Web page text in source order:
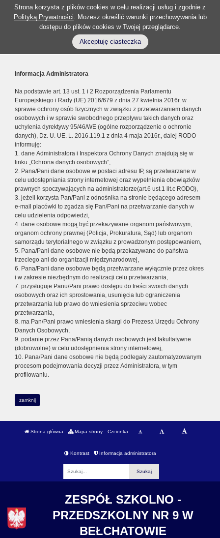
Strona korzysta z plików cookies w celu realizacji usług i zgodnie z
Polityką Prywatności. Możesz określić warunki przechowywania lub
dostępu do plików cookies w Twojej przeglądarce.
Akceptuję ciasteczka
Informacja Administratora
Na podstawie art. 13 ust. 1 i 2 Rozporządzenia Parlamentu
Europejskiego i Rady (UE) 2016/679 z dnia 27 kwietnia 2016r. w
sprawie ochrony osób fizycznych w związku z przetwarzaniem danych
osobowych i w sprawie swobodnego przepływu takich danych oraz
uchylenia dyrektywy 95/46/WE (ogólne rozporządzenie o ochronie
danych), Dz. U. UE. L. 2016.119.1 z dnia 4 maja 2016r., dalej RODO
informuję:
1. dane Administratora i Inspektora Ochrony Danych znajdują się w
linku „Ochrona danych osobowych”,
2. Pana/Pani dane osobowe w postaci adresu IP, są przetwarzane w
celu udostępniania strony internetowej oraz wypełnienia obowiązków
prawnych spoczywających na administratorze(art.6 ust.1 lit.c RODO),
3. jeżeli korzysta Pan/Pani z odnośnika na stronie będącego adresem
e-mail placówki to zgadza się Pan/Pani na przetwarzanie danych w
celu udzielenia odpowiedzi,
4. dane osobowe mogą być przekazywane organom państwowym,
organom ochrony prawnej (Policja, Prokuratura, Sąd) lub organom
samorządu terytorialnego w związku z prowadzonym postępowaniem,
5. Pana/Pani dane osobowe nie będą przekazywane do państwa
trzeciego ani do organizacji międzynarodowej,
6. Pana/Pani dane osobowe będą przetwarzane wyłącznie przez okres
i w zakresie niezbędnym do realizacji celu przetwarzania,
7. przysługuje Panu/Pani prawo dostępu do treści swoich danych
osobowych oraz ich sprostowania, usunięcia lub ograniczenia
przetwarzania lub prawo do wniesienia sprzeciwu wobec
przetwarzania,
8. ma Pan/Pani prawo wniesienia skargi do Prezesa Urzędu Ochrony
Danych Osobowych,
9. podanie przez Pana/Panią danych osobowych jest fakultatywne
(dobrowolne) w celu udostępnienia strony internetowej,
10. Pana/Pani dane osobowe nie będą podlegały zautomatyzowanym
procesom podejmowania decyzji przez Administratora, w tym
profilowaniu.
zamknij
Strona główna Mapa strony Czcionka
Kontrast Informacja administratora
ZESPÓŁ SZKOLNO -
PRZEDSZKOLNY NR 9 W
BEŁCHATOWIE